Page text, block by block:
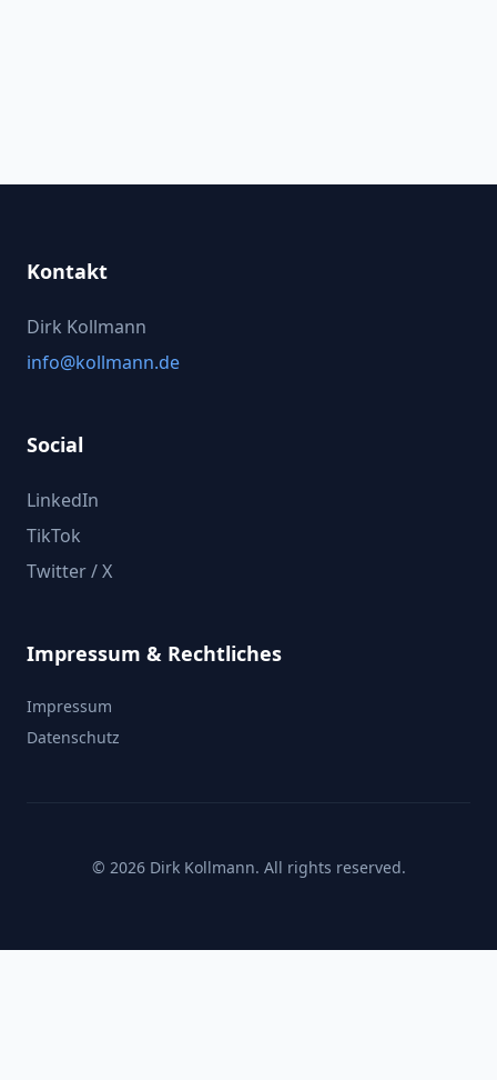
Kontakt
Dirk Kollmann
info@kollmann.de
Social
LinkedIn
TikTok
Twitter / X
Impressum & Rechtliches
Impressum
Datenschutz
© 2026 Dirk Kollmann. All rights reserved.